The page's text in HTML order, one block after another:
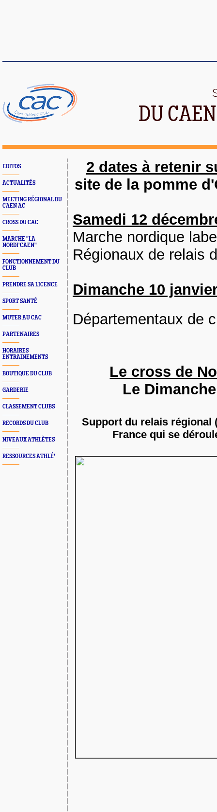
DU
EDITOS
ACTUALITÉS
MEETING RÉGIONAL DU
CAEN AC
CROSS DU CAC
MARCHE "LA
NORDI'CAEN"
FONCTIONNEMENT DU
CLUB
PRENDRE SA LICENCE
SPORT SANTÉ
MUTER AU CAC
PARTENAIRES
HORAIRES
ENTRAINEMENTS
BOUTIQUE DU CLUB
GARDERIE
CLASSEMENT CLUBS
RECORDS DU CLUB
NIVEAUX ATHLÈTES
RESSOURCES ATHLÉ'
2 dates à retenir
site de la pomme
Samedi 12
Marche nordique
Régionaux de relais
Dimanche 10
Départementaux de
Le cross de
Le
Support du relais régional
France qui se